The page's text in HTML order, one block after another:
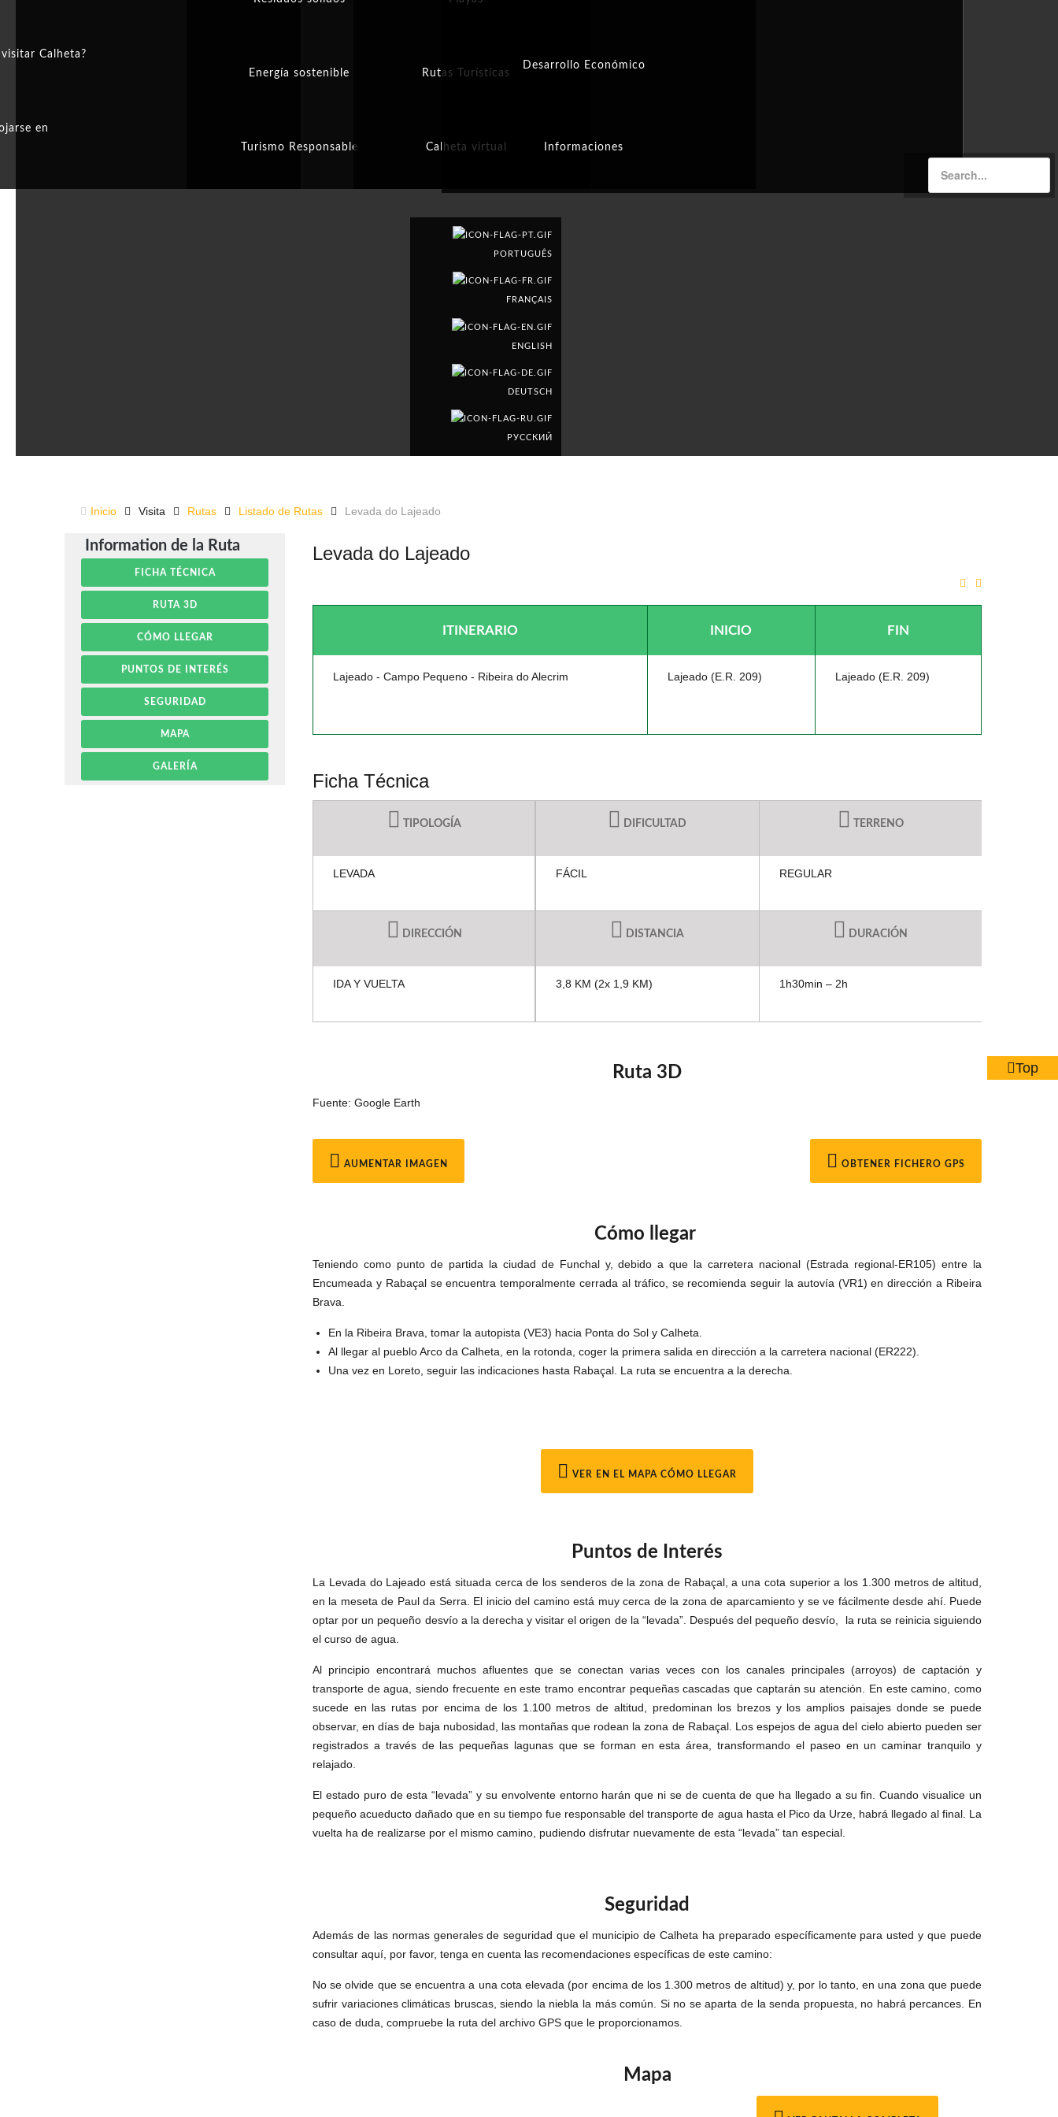
Calheta?
en
Energía sostenible
Turismo Responsable
Rutas Turísticas
Calheta virtual
Desarrollo Económico
Informaciones
PORTUGUÊS
FRANÇAIS
ENGLISH
DEUTSCH
PУССКИЙ
Inicio Visita Rutas Listado de Rutas Levada do Lajeado
Levada do Lajeado
ITINERARIO
Lajeado - Campo Pequeno - Ribeira do Alecrim
INICIO
Lajeado (E.R. 209)
FIN
Lajeado (E.R. 209)
Information de la Ruta
FICHA TÉCNICA
RUTA 3D
CÓMO LLEGAR
PUNTOS DE INTERÉS
SEGURIDAD
MAPA
GALERÍA
Ficha Técnica
TIPOLOGÍA
LEVADA
DIFICULTAD
FÁCIL
TERRENO
REGULAR
DIRECCIÓN
IDA Y VUELTA
DISTANCIA
3,8 KM (2x 1,9 KM)
DURACIÓN
1h30min – 2h
Ruta 3D
Fuente: Google Earth
AUMENTAR IMAGEN OBTENER FICHERO GPS
Cómo llegar
Teniendo como punto de partida la ciudad de Funchal y, debido a que la carretera nacional (Estrada regional-ER105) entre la
Encumeada y Rabaçal se encuentra temporalmente cerrada al tráfico, se recomienda seguir la autovía (VR1) en dirección a Ribeira
Brava.
En la Ribeira Brava, tomar la autopista (VE3) hacia Ponta do Sol y Calheta.
Al llegar al pueblo Arco da Calheta, en la rotonda, coger la primera salida en dirección a la carretera nacional (ER222).
Una vez en Loreto, seguir las indicaciones hasta Rabaçal. La ruta se encuentra a la derecha.
VER EN EL MAPA CÓMO LLEGAR
Puntos de Interés
La Levada do Lajeado está situada cerca de los senderos de la zona de Rabaçal, a una cota superior a los 1.300 metros de altitud,
en la meseta de Paul da Serra. El inicio del camino está muy cerca de la zona de aparcamiento y se ve fácilmente desde ahí. Puede
optar por un pequeño desvío a la derecha y visitar el origen de la “levada”. Después del pequeño desvío, la ruta se reinicia siguiendo
el curso de agua.
Al principio encontrará muchos afluentes que se conectan varias veces con los canales principales (arroyos) de captación y
transporte de agua, siendo frecuente en este tramo encontrar pequeñas cascadas que captarán su atención. En este camino, como
sucede en las rutas por encima de los 1.100 metros de altitud, predominan los brezos y los amplios paisajes donde se puede
observar, en días de baja nubosidad, las montañas que rodean la zona de Rabaçal. Los espejos de agua del cielo abierto pueden ser
registrados a través de las pequeñas lagunas que se forman en esta área, transformando el paseo en un caminar tranquilo y
relajado.
El estado puro de esta “levada” y su envolvente entorno harán que ni se de cuenta de que ha llegado a su fin. Cuando visualice un
pequeño acueducto dañado que en su tiempo fue responsable del transporte de agua hasta el Pico da Urze, habrá llegado al final. La
vuelta ha de realizarse por el mismo camino, pudiendo disfrutar nuevamente de esta “levada” tan especial.
Seguridad
Además de las normas generales de seguridad que el municipio de Calheta ha preparado específicamente para usted y que puede
consultar aquí, por favor, tenga en cuenta las recomendaciones específicas de este camino:
No se olvide que se encuentra a una cota elevada (por encima de los 1.300 metros de altitud) y, por lo tanto, en una zona que puede
sufrir variaciones climáticas bruscas, siendo la niebla la más común. Si no se aparta de la senda propuesta, no habrá percances. En
caso de duda, compruebe la ruta del archivo GPS que le proporcionamos.
Mapa
Top